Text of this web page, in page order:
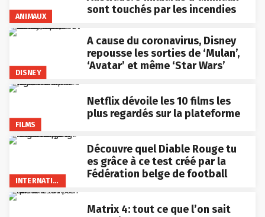
ANIMAUX
sont touchés par les incendies
DISNEY
A cause du coronavirus, Disney
repousse les sorties de ‘Mulan’,
‘Avatar’ et même ‘Star Wars’
FILMS
Netflix dévoile les 10 films les
plus regardés sur la plateforme
INTERNATIONAL
Découvre quel Diable Rouge tu
es grâce à ce test créé par la
Fédération belge de football
Matrix 4: tout ce que l’on sait